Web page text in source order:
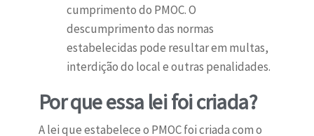
cumprimento do PMOC. O
descumprimento das normas
estabelecidas pode resultar em multas,
interdição do local e outras penalidades.
Por que essa lei foi criada?
A lei que estabelece o PMOC foi criada com o